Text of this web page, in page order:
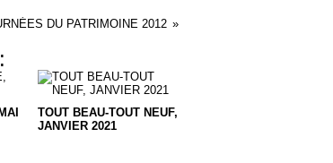
DU PATRIMOINE 2012
TOUT BEAU-TOUT NEUF,
JANVIER 2021